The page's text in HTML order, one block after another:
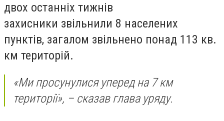
двох останніх тижнів
захисники звільнили 8 населених
пунктів, загалом звільнено понад 113 кв.
км територій.
«Ми просунулися уперед на 7 км
території», – сказав глава уряду.